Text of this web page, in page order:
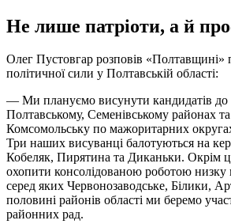
Не лише патріоти, а й
Олег Пустовгар розповів «Полтавщині»
політичної сили у Полтавській області:
— Ми плануємо висунути кандидатів до
Полтавському, Семенівському районах та
Комсомольську по мажоритарних
Три наших висуванці балотуються на
Кобеляк, Пирятина та Диканьки. Окрім
охопити консолідованою роботою низку
серед яких Червонозаводське, Білики,
половині районів області ми беремо
районних рад.